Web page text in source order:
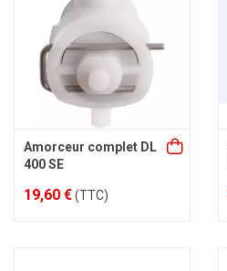
Amorceur complet DL
400 SE
19,60 €(TTC)